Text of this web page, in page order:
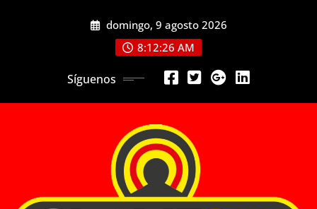
domingo, 9 agosto 2026
8:12:28 AM
Síguenos